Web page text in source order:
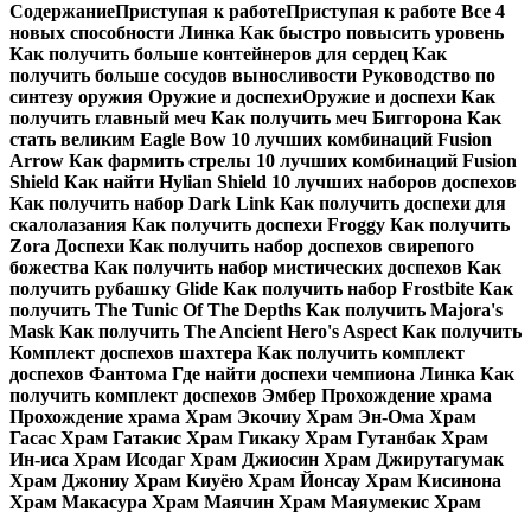
СодержаниеПриступая к работеПриступая к работе Все 4
новых способности Линка Как быстро повысить уровень
Как получить больше контейнеров для сердец Как
получить больше сосудов выносливости Руководство по
синтезу оружия Оружие и доспехиОружие и доспехи Как
получить главный меч Как получить меч Биггорона Как
стать великим Eagle Bow 10 лучших комбинаций Fusion
Arrow Как фармить стрелы 10 лучших комбинаций Fusion
Shield Как найти Hylian Shield 10 лучших наборов доспехов
Как получить набор Dark Link Как получить доспехи для
скалолазания Как получить доспехи Froggy Как получить
Zora Доспехи Как получить набор доспехов свирепого
божества Как получить набор мистических доспехов Как
получить рубашку Glide Как получить набор Frostbite Как
получить The Tunic Of The Depths Как получить Majora's
Mask Как получить The Ancient Hero's Aspect Как получить
Комплект доспехов шахтера Как получить комплект
доспехов Фантома Где найти доспехи чемпиона Линка Как
получить комплект доспехов Эмбер Прохождение храма
Прохождение храма Храм Экочиу Храм Эн-Ома Храм
Гасас Храм Гатакис Храм Гикаку Храм Гутанбак Храм
Ин-иса Храм Исодаг Храм Джиосин Храм Джирутагумак
Храм Джониу Храм Киуёю Храм Йонсау Храм Кисинона
Храм Макасура Храм Маячин Храм Маяумекис Храм